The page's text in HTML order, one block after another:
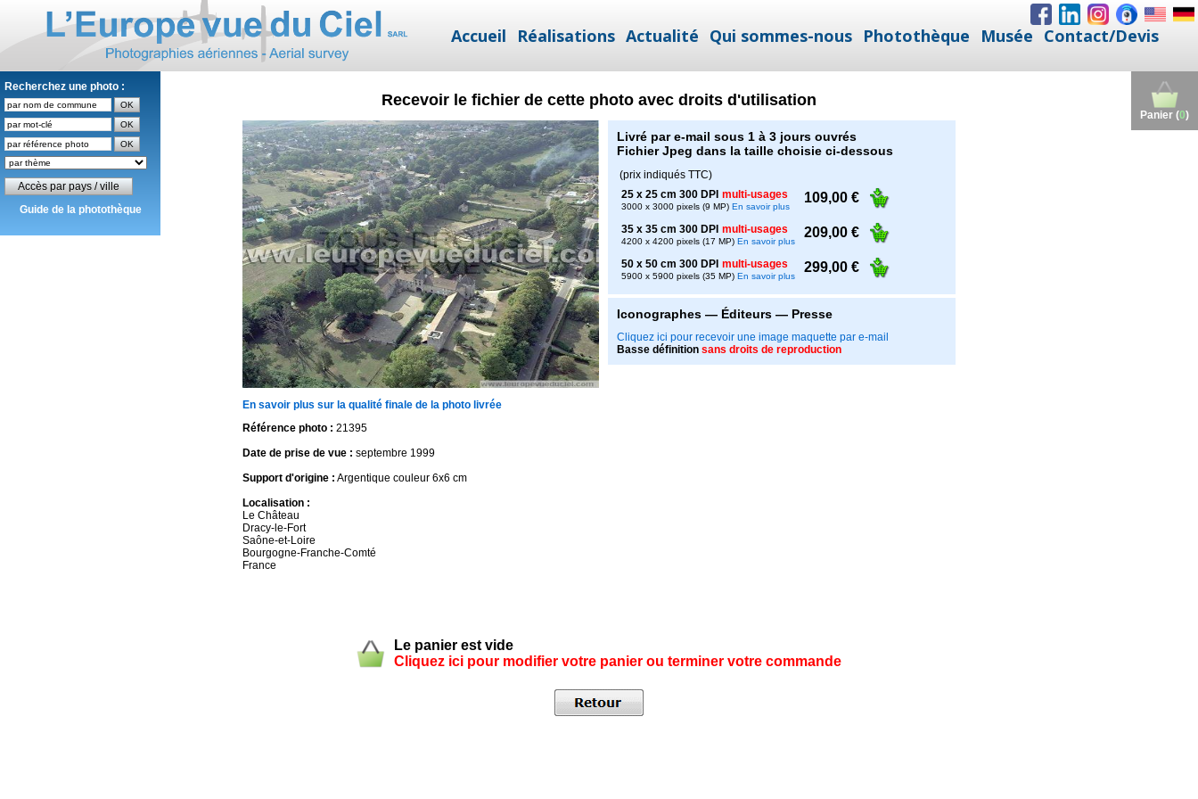
Accueil Réalisations Actualité Qui sommes-nous Photothèque Musée Contact/Devis